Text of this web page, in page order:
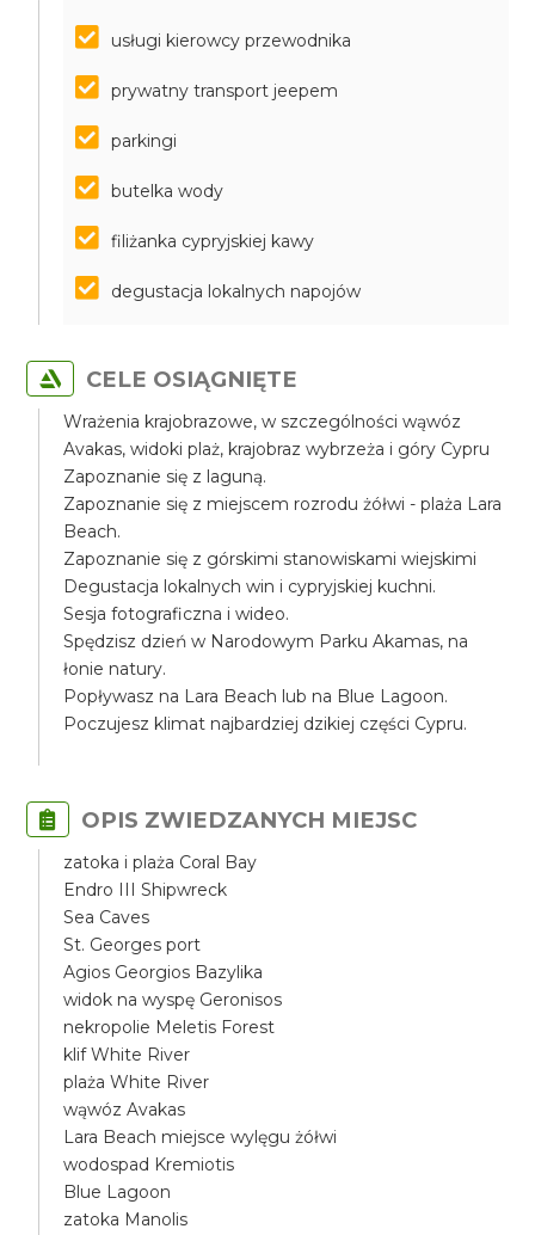
usługi kierowcy przewodnika
prywatny transport jeepem
parkingi
butelka wody
filiżanka cypryjskiej kawy
degustacja lokalnych napojów
CELE OSIĄGNIĘTE
Wrażenia krajobrazowe, w szczególności wąwóz
Avakas, widoki plaż, krajobraz wybrzeża i góry Cypru
Zapoznanie się z laguną.
Zapoznanie się z miejscem rozrodu żółwi - plaża Lara
Beach.
Zapoznanie się z górskimi stanowiskami wiejskimi
Degustacja lokalnych win i cypryjskiej kuchni.
Sesja fotograficzna i wideo.
Spędzisz dzień w Narodowym Parku Akamas, na
łonie natury.
Popływasz na Lara Beach lub na Blue Lagoon.
Poczujesz klimat najbardziej dzikiej części Cypru.
OPIS ZWIEDZANYCH MIEJSC
zatoka i plaża Coral Bay
Endro III Shipwreck
Sea Caves
St. Georges port
Agios Georgios Bazylika
widok na wyspę Geronisos
nekropolie Meletis Forest
klif White River
plaża White River
wąwóz Avakas
Lara Beach miejsce wylęgu żółwi
wodospad Kremiotis
Blue Lagoon
zatoka Manolis